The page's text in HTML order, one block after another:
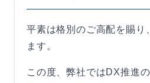
平素は格別のご高配を賜り
ます。
この度、弊社ではDX推進